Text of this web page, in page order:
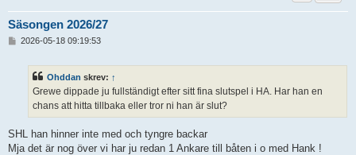
Säsongen 2026/27
2026-05-18 09:19:53
Ohddan skrev: ↑
Grewe dippade ju fullständigt efter sitt fina slutspel i HA. Har han en
chans att hitta tillbaka eller tror ni han är slut?
SHL han hinner inte med och tyngre backar
Mja det är nog över vi har ju redan 1 Ankare till båten i o med Hank !